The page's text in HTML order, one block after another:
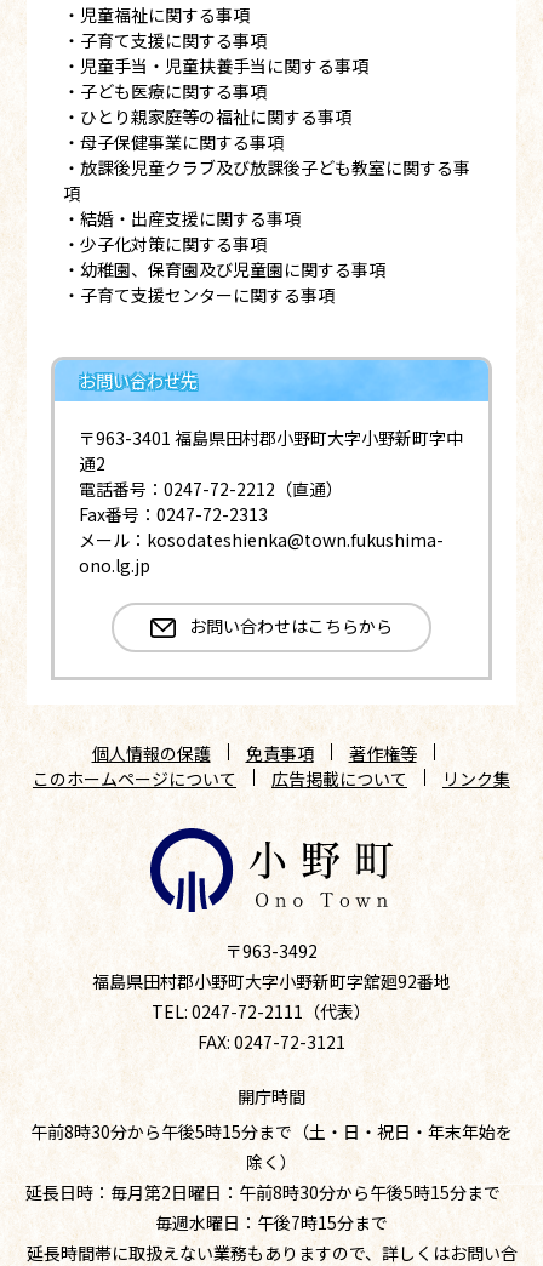
・児童福祉に関する事項
・子育て支援に関する事項
・児童手当・児童扶養手当に関する事項
・子ども医療に関する事項
・ひとり親家庭等の福祉に関する事項
・母子保健事業に関する事項
・放課後児童クラブ及び放課後子ども教室に関する事
項
・結婚・出産支援に関する事項
・少子化対策に関する事項
・幼稚園、保育園及び児童園に関する事項
・子育て支援センターに関する事項
お問い合わせ先
〒963-3401 福島県田村郡小野町大字小野新町字中
通2
電話番号：0247-72-2212（直通）
Fax番号：0247-72-2313
メール：kosodateshienka@town.fukushima-
ono.lg.jp
お問い合わせはこちらから
個人情報の保護 免責事項
著作権等
このホームページについて
広告掲載について リンク集
〒963-3492
福島県田村郡小野町大字小野新町字舘廻92番地
TEL: 0247-72-2111（代表）
FAX: 0247-72-3121
開庁時間
午前8時30分から午後5時15分まで（土・日・祝日・年末年始を
除く）
延長日時：毎月第2日曜日：午前8時30分から午後5時15分まで
毎週水曜日：午後7時15分まで
延長時間帯に取扱えない業務もありますので、詳しくはお問い合